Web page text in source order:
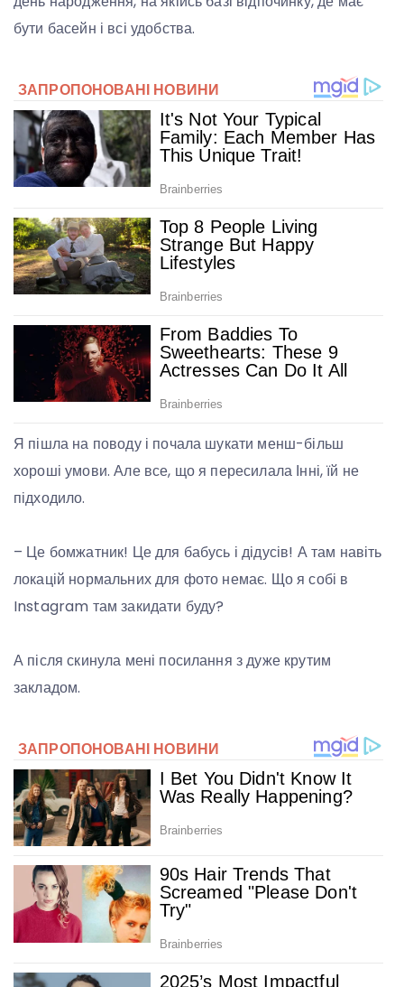
бути басейн і всі удобства.
Я пішла на поводу і почала шукати менш-більш
хороші умови. Але все, що я пересилала Інні, їй не
підходило.
– Це бомжатник! Це для бабусь і дідусів! А там навіть
локацій нормальних для фото немає. Що я собі в
Instagram там закидати буду?
А після скинула мені посилання з дуже крутим
закладом.